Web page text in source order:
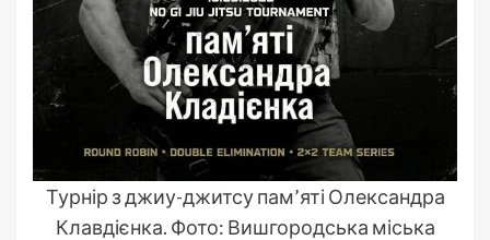
Турнір з джиу-джитсу пам’яті Олександра
Клавдієнка. Фото: Вишгородська міська